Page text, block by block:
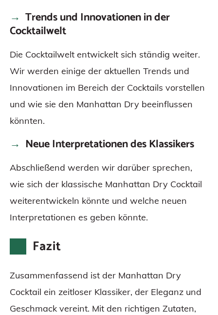
Trends und Innovationen in der
Cocktailwelt
Die Cocktailwelt entwickelt sich ständig weiter.
Wir werden einige der aktuellen Trends und
Innovationen im Bereich der Cocktails vorstellen
und wie sie den Manhattan Dry beeinflussen
könnten.
Neue Interpretationen des Klassikers
Abschließend werden wir darüber sprechen,
wie sich der klassische Manhattan Dry Cocktail
weiterentwickeln könnte und welche neuen
Interpretationen es geben könnte.
Fazit
Zusammenfassend ist der Manhattan Dry
Cocktail ein zeitloser Klassiker, der Eleganz und
Geschmack vereint. Mit den richtigen Zutaten,